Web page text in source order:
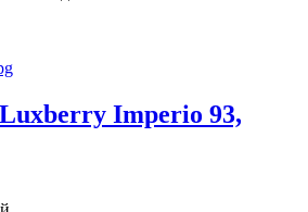
Imperio 93,